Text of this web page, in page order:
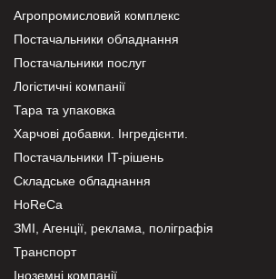
Агропромисловий комплекс
Постачальники обладнання
Постачальники послуг
Логістичні компанії
Тара та упаковка
Харчові добавки. Інгредієнти.
Постачальники IT-рішень
Складське обладнання
HoReCa
ЗМІ, Агенції, реклама, поліграфія
Транспорт
Іноземні компанії